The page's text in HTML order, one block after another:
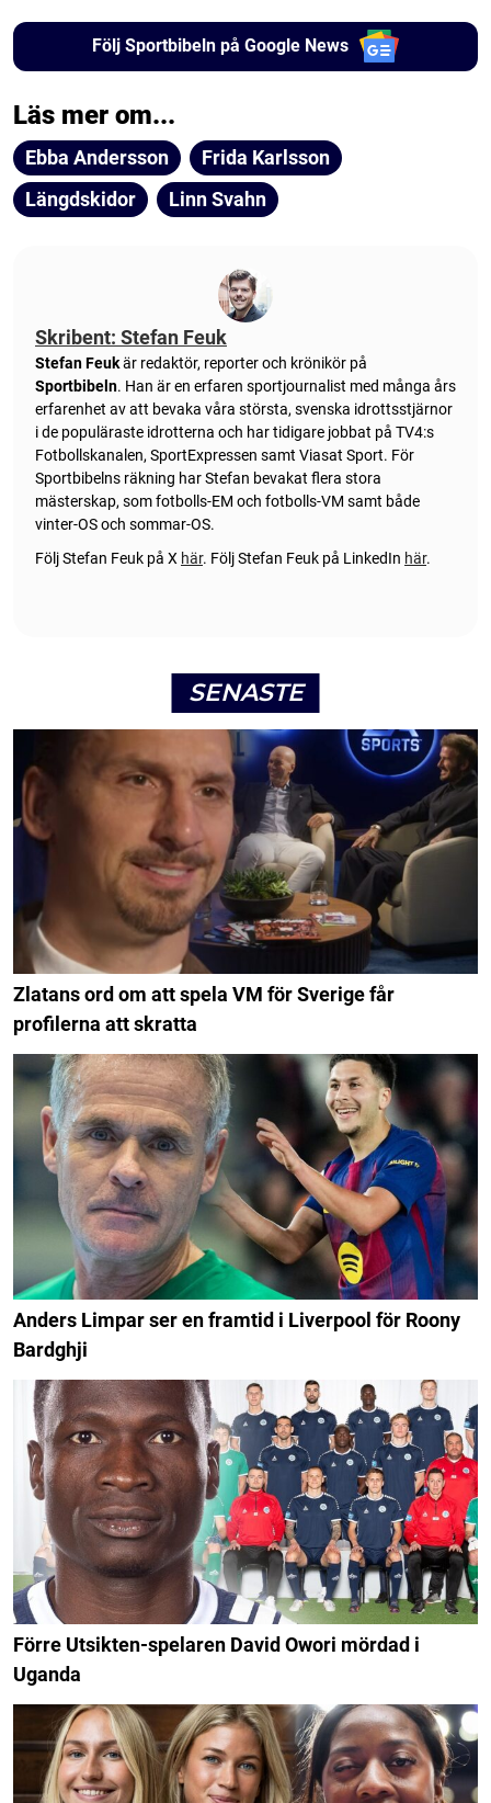
Följ Sportbibeln på Google News
Läs mer om...
Ebba Andersson
Frida Karlsson
Längdskidor
Linn Svahn
Skribent: Stefan Feuk
Stefan Feukär redaktör, reporter och krönikör på
Sportbibeln. Han är en erfaren sportjournalist med många års
erfarenhet av att bevaka våra största, svenska idrottsstjärnor
i de populäraste idrotterna och har tidigare jobbat på TV4:s
Fotbollskanalen, SportExpressen samt Viasat Sport. För
Sportbibelns räkning har Stefan bevakat flera stora
mästerskap, som fotbolls-EM och fotbolls-VM samt både
vinter-OS och sommar-OS.
Följ Stefan Feuk på X här. Följ Stefan Feuk på LinkedIn här.
SENASTE
Zlatans ord om att spela VM för Sverige får
profilerna att skratta
Anders Limpar ser en framtid i Liverpool för Roony
Bardghji
Förre Utsikten-spelaren David Owori mördad i
Uganda